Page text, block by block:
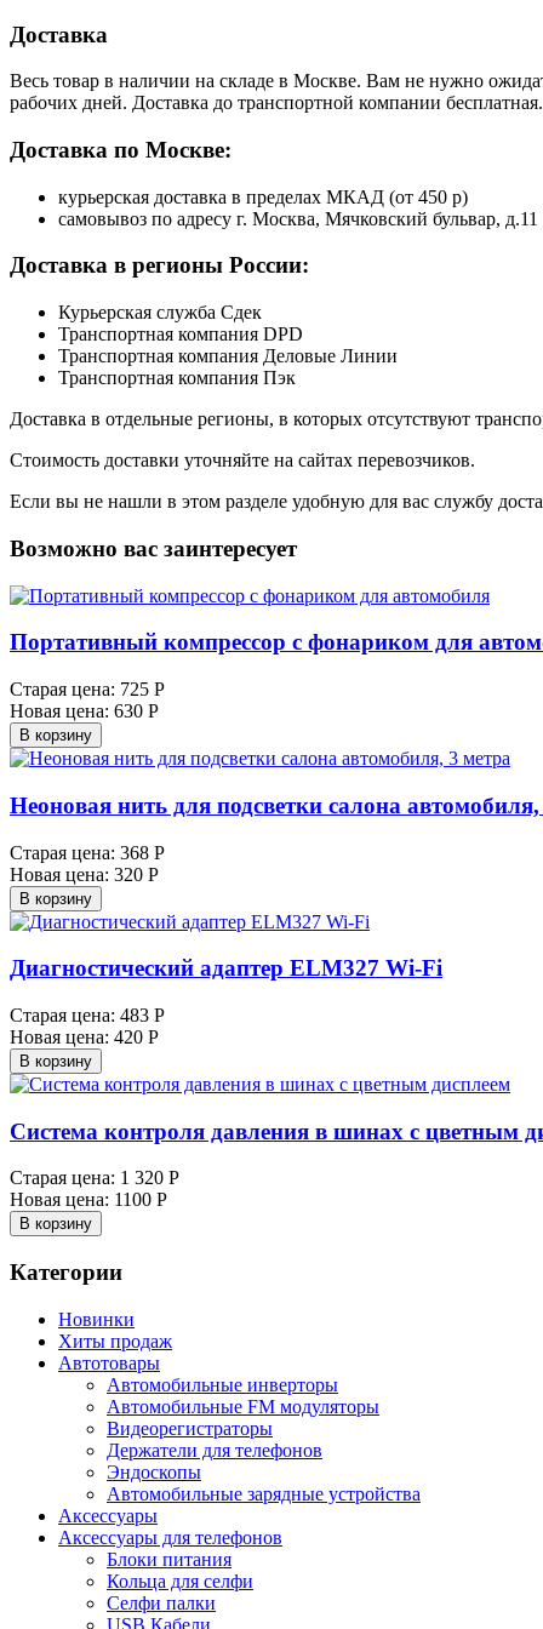
Доставка
Весь товар в наличии на складе в Москве. Вам не нужно
рабочих дней. Доставка до транспортной компании бесплатная.
Доставка по Москве:
курьерская доставка в пределах МКАД (от 450 р)
самовывоз по адресу г. Москва, Мячковский бульвар,
Доставка в регионы России:
Курьерская служба Сдек
Транспортная компания DPD
Транспортная компания Деловые Линии
Транспортная компания Пэк
Доставка в отдельные регионы, в которых отсутствуют
Стоимость доставки уточняйте на сайтах перевозчиков.
Если вы не нашли в этом разделе удобную для вас службу
Возможно вас заинтересует
Портативный компрессор с фонариком для
Старая цена: 725 Р
Новая цена: 630 Р
В корзину
Неоновая нить для подсветки салона
Старая цена: 368 Р
Новая цена: 320 Р
В корзину
Диагностический адаптер ELM327 Wi-Fi
Старая цена: 483 Р
Новая цена: 420 Р
В корзину
Система контроля давления в шинах с цветным
Старая цена: 1 320 Р
Новая цена: 1100 Р
В корзину
Категории
Новинки
Хиты продаж
Автотовары
Автомобильные инверторы
Автомобильные FM модуляторы
Видеорегистраторы
Держатели для телефонов
Эндоскопы
Автомобильные зарядные устройства
Аксессуары
Аксессуары для телефонов
Блоки питания
Кольца для селфи
Селфи палки
USB Кабели